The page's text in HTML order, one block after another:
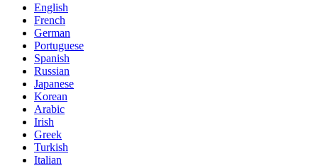
English
French
German
Portuguese
Spanish
Russian
Japanese
Korean
Arabic
Irish
Greek
Turkish
Italian